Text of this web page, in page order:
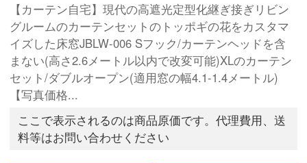
【カーテン自宅】現代の高遮光定型化継ぎ接ぎリビン
グルームのカーテンセットのトッポギの花をカスタマ
イズした床窓JBLW-006 Sフック/カーテンヘッドを含
まない(高さ2.6メートル以内で改変可能)XLのカーテン
セット/ダブルオープン(適用窓の幅4.1-1.4メートル)
【写真価格...
ここで表示されるのは商品原価です。代理費用、送
料等はお問い合わせください